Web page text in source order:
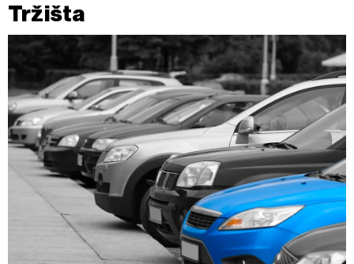
ažurirati klikom na „Prikaži detalje“. Privolu možete u bilo
Tržišta